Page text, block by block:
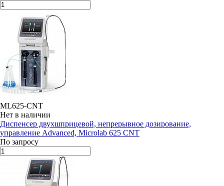
ML625-CNT
Нет в наличии
Диспенсер двухшприцевой, непрерывное дозирование,
управление Advanced, Microlab 625 CNT
По запросу